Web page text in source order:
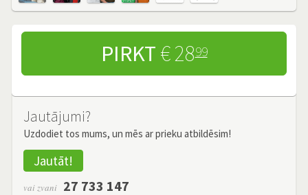
PIRKT € 2899
Jautājumi?
Uzdodiet tos mums, un mēs ar prieku atbildēsim!
Jautāt!
vai zvani 27 733 147